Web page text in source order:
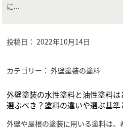
に...
投稿日：2022年10月14日
カテゴリー： 外壁塗装の塗料
外壁塗装の水性塗料と油性塗料は
選ぶべき？塗料の違いや選ぶ基準
外壁や屋根の塗装に用いる塗料は、